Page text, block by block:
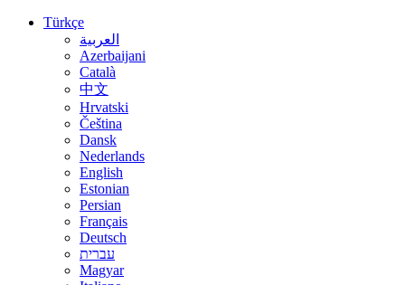
Türkçe
العربية
Azerbaijani
Català
中文
Hrvatski
Čeština
Dansk
Nederlands
English
Estonian
Persian
Français
Deutsch
עברית
Magyar